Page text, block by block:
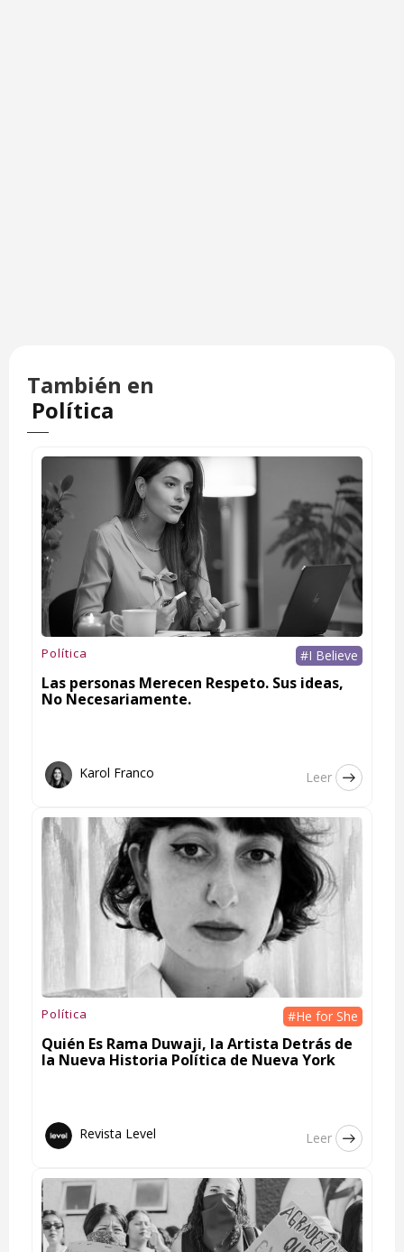
También en
Política
Política #I Believe
Las personas Merecen Respeto. Sus ideas,
No Necesariamente.
Karol Franco Leer
Política #He for She
Quién Es Rama Duwaji, la Artista Detrás de
la Nueva Historia Política de Nueva York
Revista Level Leer